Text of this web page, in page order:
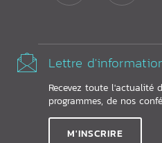
Lettre
Recevez toute l'actualité
programmes, de nos
M'INSCRIRE